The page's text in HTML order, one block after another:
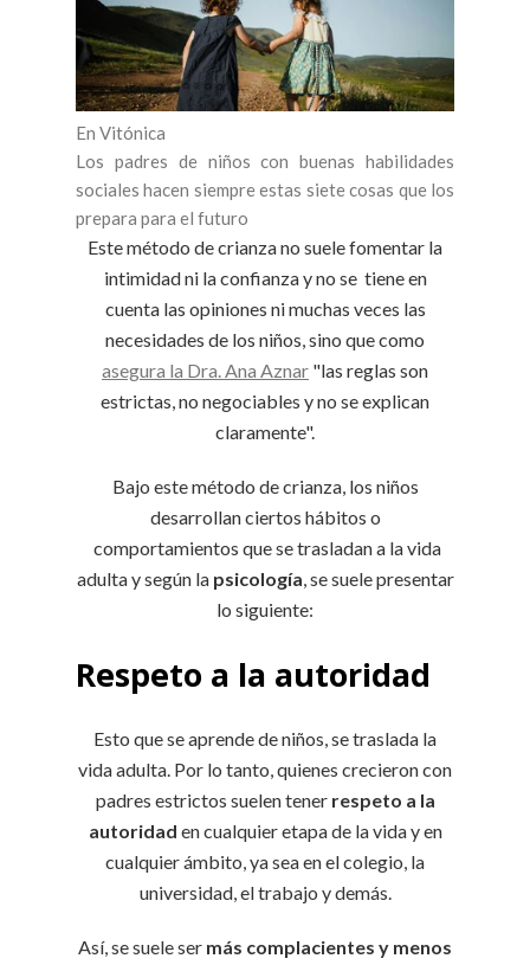
En Vitónica
Los padres de niños con buenas habilidades
sociales hacen siempre estas siete cosas que los
prepara para el futuro
Este método de crianza no suele fomentar la
intimidad ni la confianza y no se tiene en
cuenta las opiniones ni muchas veces las
necesidades de los niños, sino que como
asegura la Dra. Ana Aznar "las reglas son
estrictas, no negociables y no se explican
claramente".
Bajo este método de crianza, los niños
desarrollan ciertos hábitos o
comportamientos que se trasladan a la vida
adulta y según la psicología, se suele presentar
lo siguiente:
Respeto a la autoridad
Esto que se aprende de niños, se traslada la
vida adulta. Por lo tanto, quienes crecieron con
padres estrictos suelen tener respeto a la
autoridad en cualquier etapa de la vida y en
cualquier ámbito, ya sea en el colegio, la
universidad, el trabajo y demás.
Así, se suele ser más complacientes y menos